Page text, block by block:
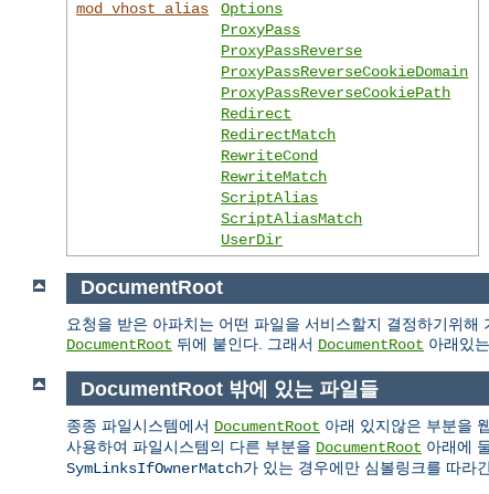
mod_vhost_alias
Options
ProxyPass
ProxyPassReverse
ProxyPassReverseCookieDomain
ProxyPassReverseCookiePath
Redirect
RedirectMatch
RewriteCond
RewriteMatch
ScriptAlias
ScriptAliasMatch
UserDir
DocumentRoot
요청을 받은 아파치는 어떤 파일을 서비스할지 결정하기위
DocumentRoot 뒤에 붙인다. 그래서 DocumentRoot 아래있
DocumentRoot 밖에 있는 파일들
종종 파일시스템에서 DocumentRoot 아래 있지않은 부분을
사용하여 파일시스템의 다른 부분을 DocumentRoot 아래에
SymLinksIfOwnerMatch가 있는 경우에만 심볼링크를 따라